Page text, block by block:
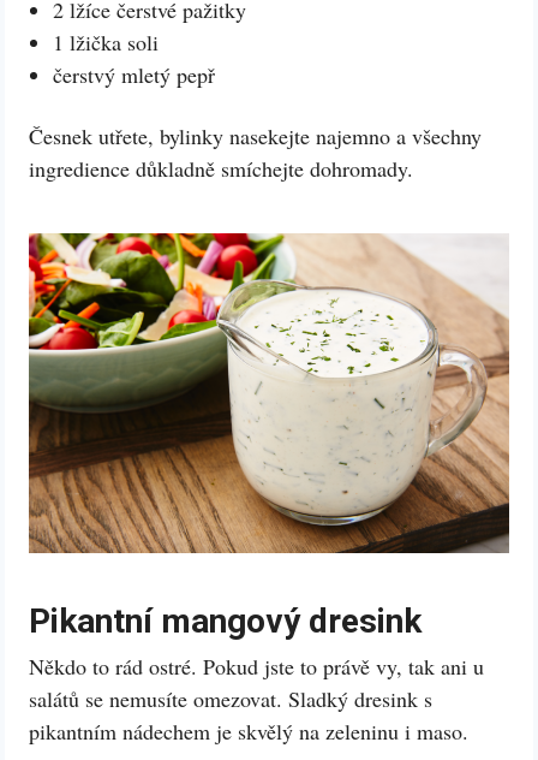
2 lžíce čerstvé pažitky
1 lžička soli
čerstvý mletý pepř
Česnek utřete, bylinky nasekejte najemno a všechny
ingredience důkladně smíchejte dohromady.
Pikantní mangový dresink
Někdo to rád ostré. Pokud jste to právě vy, tak ani u
salátů se nemusíte omezovat. Sladký dresink s
pikantním nádechem je skvělý na zeleninu i maso.